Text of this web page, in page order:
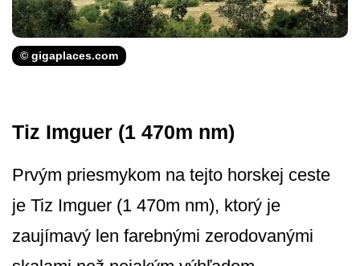
© gigaplaces.com
Tiz Imguer (1 470m nm)
Prvým priesmykom na tejto horskej ceste
je Tiz Imguer (1 470m nm), ktorý je
zaujímavý len farebnými zerodovanými